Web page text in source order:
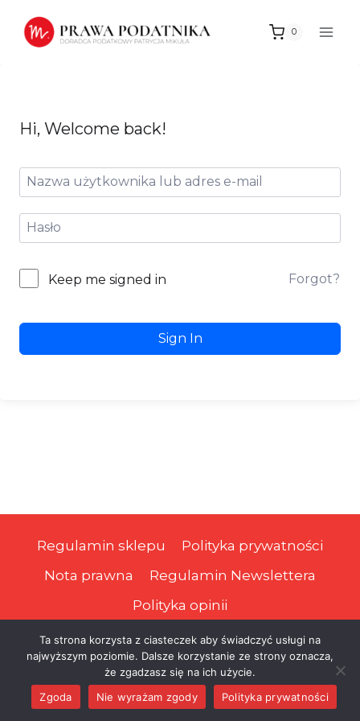
0
Hi, Welcome back!
Keep me signed in Forgot?
Sign In
Regulamin sklepu
Polityka prywatności
Nota prawna
Regulamin Newslettera
Polityka opinii
© 2026 Prawa Podatnika
Ta strona korzysta z ciasteczek aby świadczyć usługi na
najwyższym poziomie. Dalsze korzystanie ze strony oznacza,
że zgadzasz się na ich użycie.
Zgoda
Nie wyrażam zgody Polityka prywatności